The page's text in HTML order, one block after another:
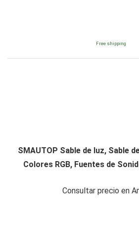
Free shipping
SMAUTOP Sable de luz, Sable
Colores RGB, Fuentes de
Consultar precio en